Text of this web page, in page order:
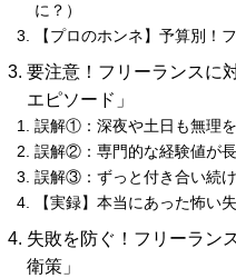
に？）
【プロのホンネ】予算別！
要注意！フリーランスに
エピソード」
誤解①：深夜や土日も無理
誤解②：専門的な経験値が
誤解③：ずっと付き合い続
【実録】本当にあった怖い
失敗を防ぐ！フリーラン
衛策」